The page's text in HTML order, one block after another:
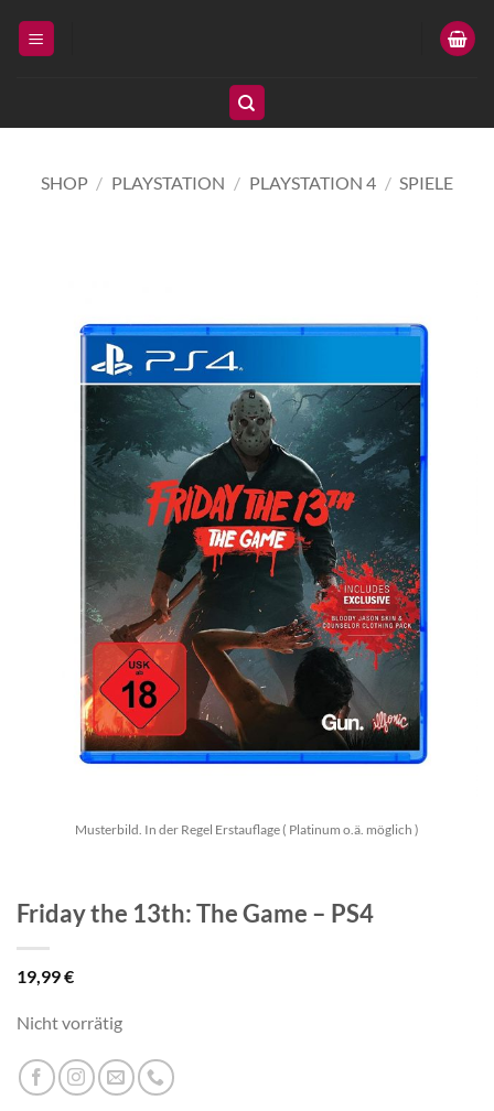
Inhalt
SHOP / PLAYSTATION / PLAYSTATION 4 / SPIELE
Musterbild. In der Regel Erstauflage ( Platinum o.ä. möglich )
Friday the 13th: The Game – PS4
19,99€
Nicht vorrätig